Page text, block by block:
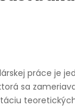
práce je
sa